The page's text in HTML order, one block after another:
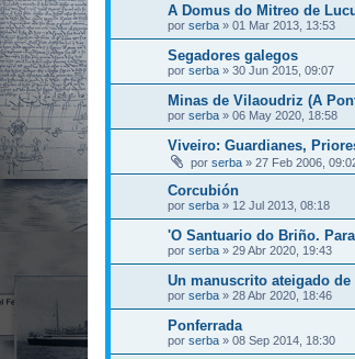
A Domus do Mitreo de
por serba » 01 Mar 2013, 13:53
Segadores galegos
por serba » 30 Jun 2015, 09:07
Minas de Vilaoudriz (A
por serba » 06 May 2020, 18:58
Viveiro: Guardianes,
por serba » 27 Feb 2006,
Corcubión
por serba » 12 Jul 2013, 08:18
'O Santuario do Briño.
por serba » 29 Abr 2020, 19:43
Un manuscrito ateigado
por serba » 28 Abr 2020, 18:46
Ponferrada
por serba » 08 Sep 2014, 18:30